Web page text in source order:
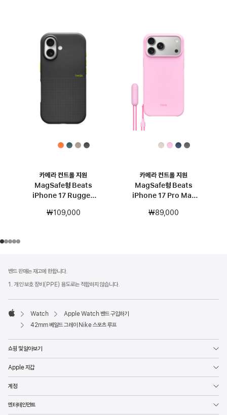
카메라 컨트롤 지원
MagSafe형 Beats
iPhone 17 Rugged
₩109,000
카메라 컨트롤 지원
MagSafe형 Beats
iPhone 17 Pro Max
핑크
₩89,000
밴드 판매는 재고에 한합니다.
1. 개인 보호 장비(PPE) 용도로는 적합하지 않습니다.
Apple
Watch
Apple Watch 밴드 구입하기
42mm 베일드 그레이 Nike 스포츠 루프
쇼핑 및 알아보기
Apple 지갑
계정
엔터테인먼트